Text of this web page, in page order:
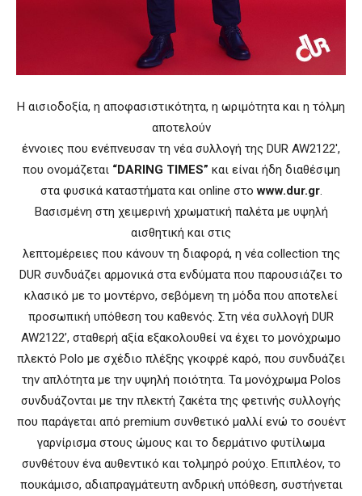
Η αισιοδοξία, η αποφασιστικότητα, η ωριμότητα και η τόλμη
αποτελούν
έννοιες που ενέπνευσαν τη νέα συλλογή της DUR AW2122′,
που ονομάζεται “DARING TIMES” και είναι ήδη διαθέσιμη
στα φυσικά καταστήματα και online στοwww.dur.gr.
Βασισμένη στη χειμερινή χρωματική παλέτα με υψηλή
αισθητική και στις
λεπτομέρειες που κάνουν τη διαφορά, η νέα collection της
DUR συνδυάζει αρμονικά στα ενδύματα που παρουσιάζει το
κλασικό με το μοντέρνο, σεβόμενη τη μόδα που αποτελεί
προσωπική υπόθεση του καθενός. Στη νέα συλλογή DUR
AW2122’, σταθερή αξία εξακολουθεί να έχει το μονόχρωμο
πλεκτό Polo με σχέδιο πλέξης γκοφρέ καρό, που συνδυάζει
την απλότητα με την υψηλή ποιότητα. Τα μονόχρωμα Polos
συνδυάζονται με την πλεκτή ζακέτα της φετινής συλλογής
που παράγεται από premium συνθετικό μαλλί ενώ το σουέντ
γαρνίρισμα στους ώμους και το δερμάτινο φυτίλωμα
συνθέτουν ένα αυθεντικό και τολμηρό ρούχο. Επιπλέον, το
πουκάμισο, αδιαπραγμάτευτη ανδρική υπόθεση, συστήνεται